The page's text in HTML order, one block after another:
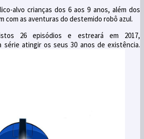
alvo crianças dos 6 aos 9 anos, além dos
com as aventuras do destemido robô azul.
26 episódios e estreará em 2017,
série atingir os seus 30 anos de existência.